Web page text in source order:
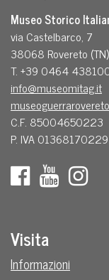
Museo Storico
via Castelbarco, 7
38068 Rovereto (TN)
T. +39 0464
info@museomitag.it
C.F. 85004650223
P. IVA 01368170229
Visita
Informazioni